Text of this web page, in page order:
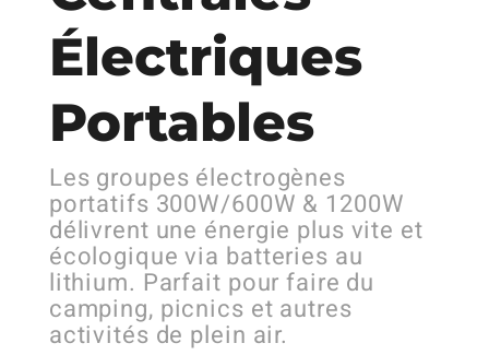
Électriques
Portables
Les groupes électrogènes
portatifs 300W/600W & 1200W
délivrent une énergie plus vite et
écologique via batteries au
lithium. Parfait pour faire du
camping, picnics et autres
activités de plein air.